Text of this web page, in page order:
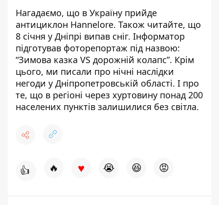
Нагадаємо, що в Україну прийде
антициклон Hannelore. Також читайте, що
8 січня у Дніпрі випав сніг. Інформатор
підготував фоторепортаж під назвою:
“Зимова казка VS дорожній колапс”. Крім
цього, ми писали про нічні наслідки
негоди у Дніпропетровській області. І про
те, що в регіоні через хуртовину понад 200
населених пунктів залишилися без світла.
👍 🔥 ♥ 😭 😆 😡